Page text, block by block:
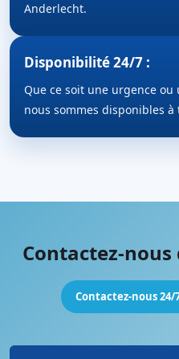
Anderlecht.
Disponibilité 24/7 :
Que ce soit une urgence
nous sommes disponibles
Contactez-nous
Contactez-nous 24/